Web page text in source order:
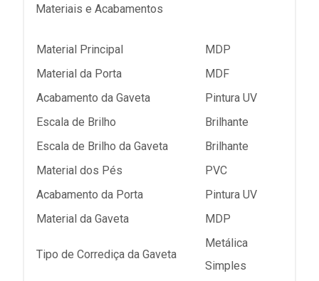
Materiais e Acabamentos
Material Principal
MDP
Material da Porta
MDF
Acabamento da Gaveta
Pintura UV
Escala de Brilho
Brilhante
Escala de Brilho da Gaveta
Brilhante
Material dos Pés
PVC
Acabamento da Porta
Pintura UV
Material da Gaveta
MDP
Tipo de Corrediça da Gaveta
Metálica
Simples